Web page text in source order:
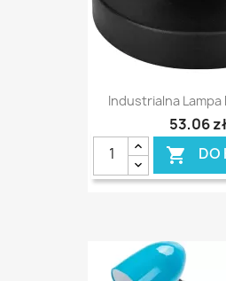
Industrialna Lampa
53,06
 DO